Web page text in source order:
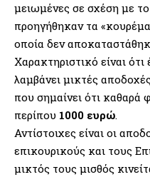
μειωμένες σε σχέση με
προηγήθηκαν τα
οποία δεν
Χαρακτηριστικό είναι
λαμβάνει μικτές αποδοχές
που σημαίνει ότι καθαρά
περίπου 1000 ευρώ.
Αντίστοιχες είναι οι
επικουρικούς και τους
μικτός τους μισθός